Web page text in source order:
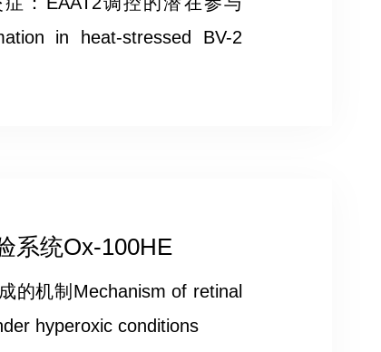
in heat-stressed BV-2
系统Ox-100HE
的机制Mechanism of retinal
hyperoxic conditions